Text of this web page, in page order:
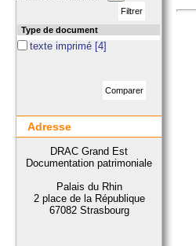
Type de document
texte imprimé [4]
Adresse
DRAC Grand Est
Documentation patrimoniale
Palais du Rhin
2 place de la République
67082 Strasbourg